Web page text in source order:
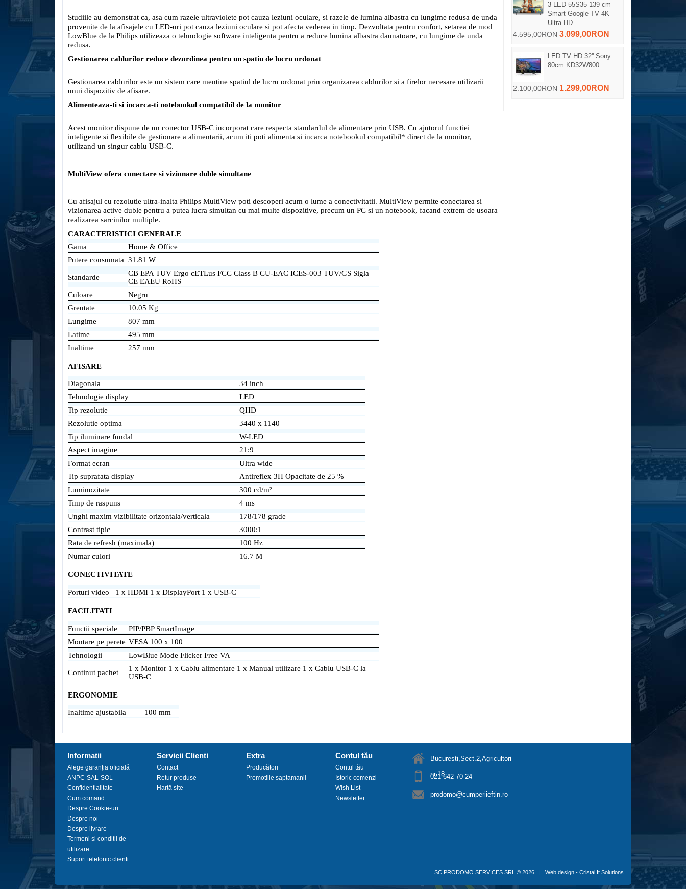
3 LED 55S35 139 cm
Smart Google TV 4K
Ultra HD
4.595,00RON 3.099,00RON
LED TV HD 32'' Sony
80cm KD32W800
2.100,00RON 1.299,00RON
Studiile au demonstrat ca, asa cum razele ultraviolete pot cauza leziuni oculare, si razele de lumina albastra cu lungime redusa de unda
provenite de la afisajele cu LED-uri pot cauza leziuni oculare si pot afecta vederea in timp. Dezvoltata pentru confort, setarea de mod
LowBlue de la Philips utilizeaza o tehnologie software inteligenta pentru a reduce lumina albastra daunatoare, cu lungime de unda
redusa.
Gestionarea cablurilor reduce dezordinea pentru un spatiu de lucru ordonat
Gestionarea cablurilor este un sistem care mentine spatiul de lucru ordonat prin organizarea cablurilor si a firelor necesare utilizarii
unui dispozitiv de afisare.
Alimenteaza-ti si incarca-ti notebookul compatibil de la monitor
Acest monitor dispune de un conector USB-C incorporat care respecta standardul de alimentare prin USB. Cu ajutorul functiei
inteligente si flexibile de gestionare a alimentarii, acum iti poti alimenta si incarca notebookul compatibil* direct de la monitor,
utilizand un singur cablu USB-C.
MultiView ofera conectare si vizionare duble simultane
Cu afisajul cu rezolutie ultra-inalta Philips MultiView poti descoperi acum o lume a conectivitatii. MultiView permite conectarea si
vizionarea active duble pentru a putea lucra simultan cu mai multe dispozitive, precum un PC si un notebook, facand extrem de usoara
realizarea sarcinilor multiple.
CARACTERISTICI GENERALE
Gama
Home & Office
Putere consumata 31.81 W
Standarde
CB EPA TUV Ergo cETLus FCC Class B CU-EAC ICES-003 TUV/GS Sigla
CE EAEU RoHS
Culoare
Negru
Greutate
10.05 Kg
Lungime
807 mm
Latime
495 mm
Inaltime
257 mm
AFISARE
Diagonala
34 inch
Tehnologie display
LED
Tip rezolutie
QHD
Rezolutie optima
3440 x 1140
Tip iluminare fundal
W-LED
Aspect imagine
21:9
Format ecran
Ultra wide
Tip suprafata display
Antireflex 3H Opacitate de 25 %
Luminozitate
300 cd/m²
Timp de raspuns
4 ms
Unghi maxim vizibilitate orizontala/verticala
178/178 grade
Contrast tipic
3000:1
Rata de refresh (maximala)
100 Hz
Numar culori
16.7 M
CONECTIVITATE
Porturi video 1 x HDMI 1 x DisplayPort 1 x USB-C
FACILITATI
Functii speciale
PIP/PBP SmartImage
Montare pe perete VESA 100 x 100
Tehnologii
LowBlue Mode Flicker Free VA
Continut pachet
1 x Monitor 1 x Cablu alimentare 1 x Manual utilizare 1 x Cablu USB-C la
USB-C
ERGONOMIE
Inaltime ajustabila 100 mm
Informatii
Alege garanția oficială
ANPC-SAL-SOL
Confidentialitate
Cum comand
Despre Cookie-uri
Despre noi
Despre livrare
Termeni si conditii de
utilizare
Suport telefonic clienti
Servicii Clienti
Contact
Retur produse
Hartă site
Extra
Producători
Promotiile saptamanii
Contul tău
Contul tău
Istoric comenzi
Wish List
Newsletter
Bucuresti,Sect.2,Agricultori
nr.18
021 642 70 24
prodomo@cumperiieftin.ro
SC PRODOMO SERVICES SRL © 2026 | Web design - Cristal It Solutions